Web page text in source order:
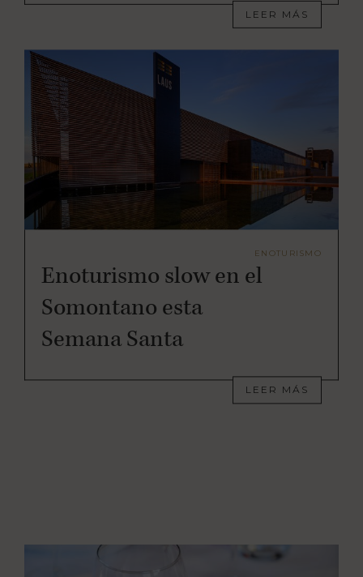
LEER MÁS
ENOTURISMO
Enoturismo slow en el
Somontano esta
Semana Santa
LEER MÁS